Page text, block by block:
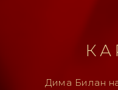
Дима Билан